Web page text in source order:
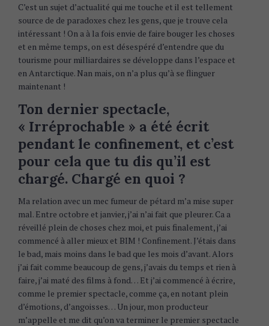
C’est un sujet d’actualité qui me touche et il est tellement
source de de paradoxes chez les gens, que je trouve cela
intéressant ! On a à la fois envie de faire bouger les choses
et en même temps, on est désespéré d’entendre que du
tourisme pour milliardaires se développe dans l’espace et
en Antarctique. Nan mais, on n’a plus qu’à se flinguer
maintenant !
Ton dernier spectacle,
« Irréprochable » a été écrit
pendant le confinement, et c’est
pour cela que tu dis qu’il est
chargé. Chargé en quoi ?
Ma relation avec un mec fumeur de pétard m’a mise super
mal. Entre octobre et janvier, j’ai n’ai fait que pleurer. Ca a
réveillé plein de choses chez moi, et puis finalement, j’ai
commencé à aller mieux et BIM ! Confinement. J’étais dans
le bad, mais moins dans le bad que les mois d’avant. Alors
j’ai fait comme beaucoup de gens, j’avais du temps et rien à
faire, j’ai maté des films à fond… Et j’ai commencé à écrire,
comme le premier spectacle, comme ça, en notant plein
d’émotions, d’angoisses… Un jour, mon producteur
m’appelle et me dit qu’on va terminer le premier spectacle